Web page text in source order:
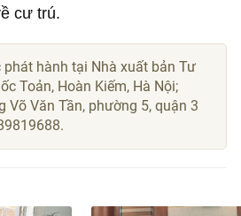
cư trú.
hành tại Nhà xuất bản Tư
Toản, Hoàn Kiếm, Hà Nội;
Võ Văn Tần, phường 5, quận 3